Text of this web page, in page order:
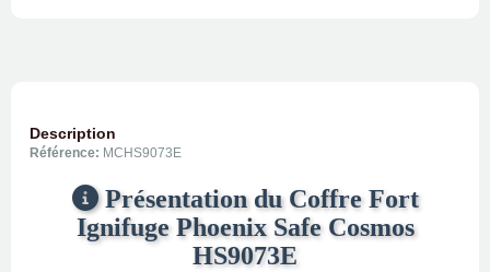
Description
Référence: MCHS9073E
Présentation du Coffre Fort
Ignifuge Phoenix Safe Cosmos
HS9073E